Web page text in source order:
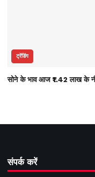
ट्रेंडिंग
सोने के भाव आज ₹1.42 लाख के
संपर्क करें